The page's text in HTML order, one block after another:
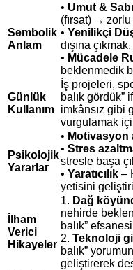
Sembolik
Anlam
• Umut &
(fırsat) →
• Yenilikçi
dışına
• Mücadele
beklenmedik
Günlük
Kullanım
İş projeleri,
balık gördük”
imkânsız gibi
vurgulamak
Psikolojik
Yararlar
• Motivasyon
• Stres
stresle başa
• Yaratıcılık –
yetisini
İlham
Verici
Hikayeler
1. Dağ
nehirde
balık”
2. Teknoloji
balık”
geliştirerek